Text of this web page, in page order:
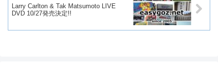
Larry Carlton & Tak Matsumoto LIVE
DVD 10/27発売決定!!